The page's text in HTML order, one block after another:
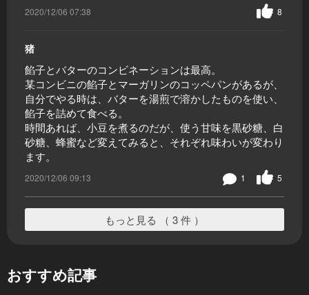
2020/12/06 07:38 8
猪
餡子とバターのコンビネーションは最高。
某コンビニの餡子とマーガリンのコッペパンがあるが、
自分でやる時は、バターを湯煎で溶かしたものを使い、
餡子を詰めて食べる。
時間あれば、小豆を煮るのだが、使う甘味を黒砂糖、白
砂糖、蜂蜜など変えてみると、それぞれ味わいが変わり
ます。
2020/12/06 09:13 5
1
もっと見る （ 3 件 ）
おすすめ記事